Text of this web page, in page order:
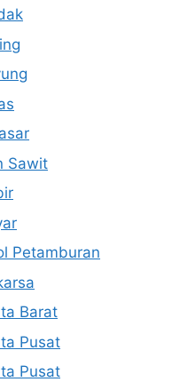
Sawit
Petamburan
Barat
Pusat
Pusat